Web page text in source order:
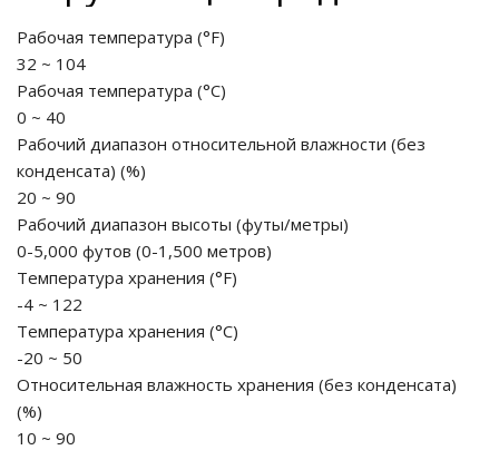
Рабочая температура (°F)
32 ~ 104
Рабочая температура (°C)
0 ~ 40
Рабочий диапазон относительной влажности (без
конденсата) (%)
20 ~ 90
Рабочий диапазон высоты (футы/метры)
0-5,000 футов (0-1,500 метров)
Температура хранения (°F)
-4 ~ 122
Температура хранения (°C)
-20 ~ 50
Относительная влажность хранения (без конденсата)
(%)
10 ~ 90